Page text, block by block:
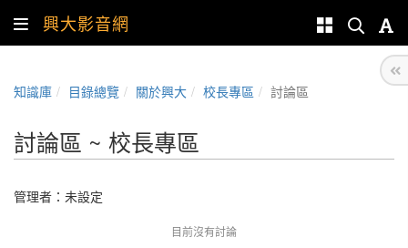
興大影音網
知識庫 目錄總覽 關於興大 校長專區 討論區
討論區 ~ 校長專區
管理者：未設定
目前沒有討論